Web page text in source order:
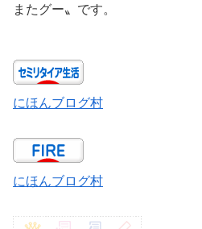
またグー〟です。
にほんブログ村
にほんブログ村